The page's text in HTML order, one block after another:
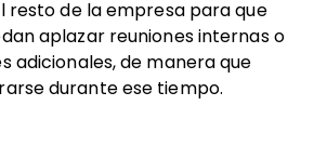
resto de la empresa para que
aplazar reuniones internas o
adicionales, de manera que
durante ese tiempo.